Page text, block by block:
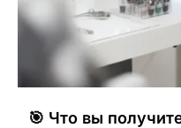
🎯 Что вы